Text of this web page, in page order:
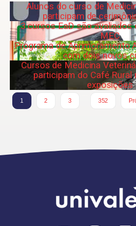
Alunos do curso de
participam de
3 cursos EaD são avaliados
MEC
Programa de Aprimoramento
com dois novos
Cursos de Medicina
participam do Café Rural
exposições
1 2 3
352